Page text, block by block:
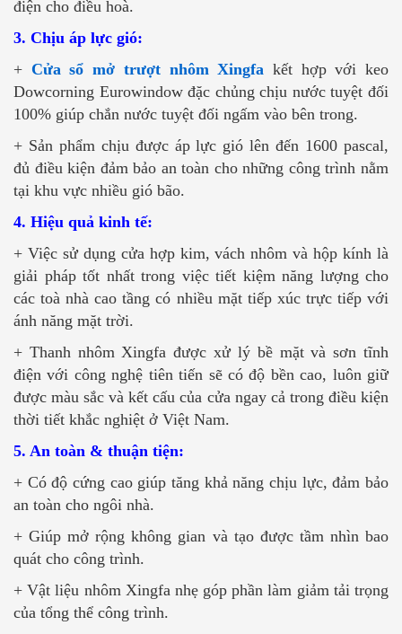
điện cho điều hoà.
3. Chịu áp lực gió:
+ Cửa sổ mở trượt nhôm Xingfa kết hợp với keo
Dowcorning Eurowindow đặc chủng chịu nước tuyệt đối
100% giúp chắn nước tuyệt đối ngấm vào bên trong.
+ Sản phẩm chịu được áp lực gió lên đến 1600 pascal,
đủ điều kiện đảm bảo an toàn cho những công trình nằm
tại khu vực nhiều gió bão.
4. Hiệu quả kinh tế:
+ Việc sử dụng cửa hợp kim, vách nhôm và hộp kính là
giải pháp tốt nhất trong việc tiết kiệm năng lượng cho
các toà nhà cao tầng có nhiều mặt tiếp xúc trực tiếp với
ánh năng mặt trời.
+ Thanh nhôm Xingfa được xử lý bề mặt và sơn tĩnh
điện với công nghệ tiên tiến sẽ có độ bền cao, luôn giữ
được màu sắc và kết cấu của cửa ngay cả trong điều kiện
thời tiết khắc nghiệt ở Việt Nam.
5. An toàn & thuận tiện:
+ Có độ cứng cao giúp tăng khả năng chịu lực, đảm bảo
an toàn cho ngôi nhà.
+ Giúp mở rộng không gian và tạo được tầm nhìn bao
quát cho công trình.
+ Vật liệu nhôm Xingfa nhẹ góp phần làm giảm tải trọng
của tổng thể công trình.